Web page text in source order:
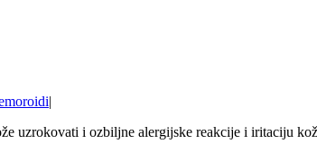
|
uzrokovati i ozbiljne alergijske reakcije i iritaciju